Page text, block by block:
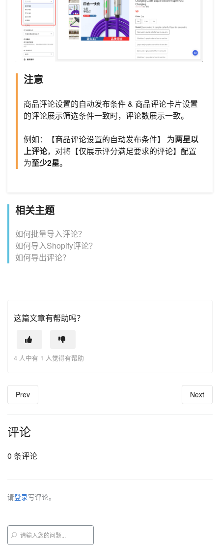
注意
商品评论设置的自动发布条件 & 商品评论卡片设置
的评论展示筛选条件一致时，评论数展示一致。
例如：【商品评论设置的自动发布条件】 为两星以
上评论，对将【仅展示评分满足要求的评论】配置
为至少2星。
相关主题
如何批量导入评论？
如何导入Shopify评论？
如何导出评论？
这篇文章有帮助吗？
4 人中有 1 人觉得有帮助
Prev Next
评论
0 条评论
请登录写评论。